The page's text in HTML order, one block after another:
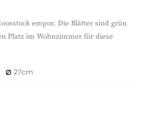
empor. Die Blätter sind grün
Platz im Wohnzimmer für diese
27